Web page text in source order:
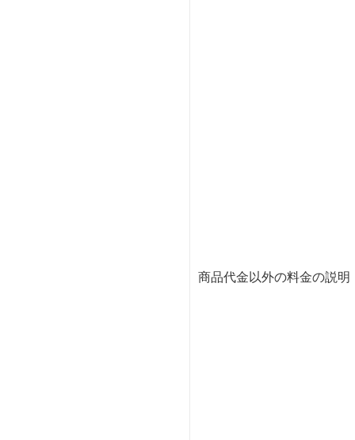
商品代金以外の料金の説明